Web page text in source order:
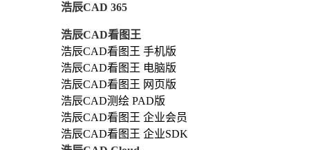
浩辰CAD 365
浩辰CAD看图王
浩辰CAD看图王 手机版
浩辰CAD看图王 电脑版
浩辰CAD看图王 网页版
浩辰CAD测绘 PAD版
浩辰CAD看图王 企业会员
浩辰CAD看图王 企业SDK